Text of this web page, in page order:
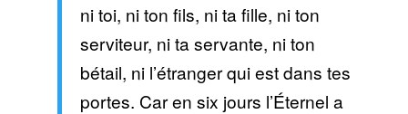
ni toi, ni ton fils, ni ta fille, ni ton
serviteur, ni ta servante, ni ton
bétail, ni l’étranger qui est dans tes
portes. Car en six jours l’Éternel a